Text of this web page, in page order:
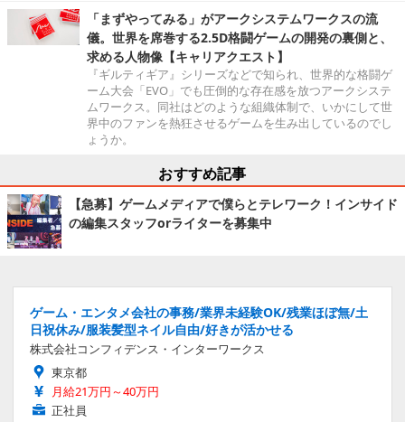
「まずやってみる」がアークシステムワークスの流
儀。世界を席巻する2.5D格闘ゲームの開発の裏側と、
求める人物像【キャリアクエスト】
『ギルティギア』シリーズなどで知られ、世界的な格闘ゲ
ーム大会「EVO」でも圧倒的な存在感を放つアークシステ
ムワークス。同社はどのような組織体制で、いかにして世
界中のファンを熱狂させるゲームを生み出しているのでし
ょうか。
おすすめ記事
【急募】ゲームメディアで僕らとテレワーク！インサイド
の編集スタッフorライターを募集中
ゲーム・エンタメ会社の事務/業界未経験OK/残業ほぼ無/土
日祝休み/服装髪型ネイル自由/好きが活かせる
株式会社コンフィデンス・インターワークス
東京都
月給21万円～40万円
正社員